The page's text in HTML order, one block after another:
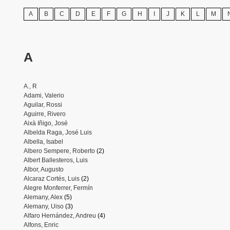
A B C D E F G H J K L M
A
A., R
Adami, Valerio
Aguilar, Rossi
Aguirre, Rivero
Aixà Iñigo, José
Albelda Raga, José Luis
Albella, Isabel
Albero Sempere, Roberto(2)
Albert Ballesteros, Luis
Albor, Augusto
Alcaraz Cortés, Luis(2)
Alegre Monferrer, Fermín
Alemany, Alex(5)
Alemany, Uiso(3)
Alfaro Hernández, Andreu (4)
Alfons, Enric